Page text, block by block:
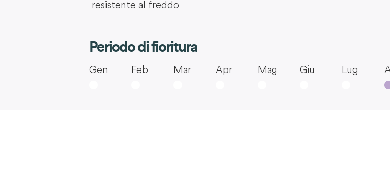
resistente al freddo
Periodo di fioritura
Gen Feb Mar Apr Mag Giu Lug